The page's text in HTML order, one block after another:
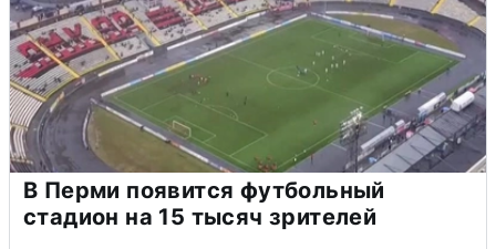
В Перми появится футбольный
стадион на 15 тысяч зрителей